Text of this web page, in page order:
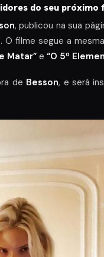
do seu próximo
, publicou na sua
filme segue a
Matar” e “O 5º
de Besson, e será